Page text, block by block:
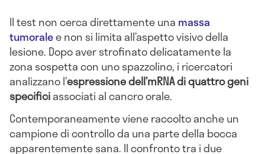
Il test non cerca direttamente una massa
tumoralee non si limita all’aspetto visivo della
lesione. Dopo aver strofinato delicatamente la
zona sospetta con uno spazzolino, i ricercatori
analizzano l’espressione dell’mRNA di quattro geni
specificiassociati al cancro orale.
Contemporaneamente viene raccolto anche un
campione di controllo da una parte della bocca
apparentemente sana. Il confronto tra i due